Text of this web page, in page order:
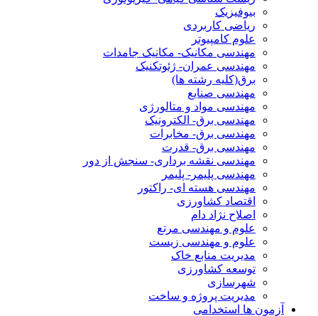
بیوفیزیک
ریاضی کاربردی
علوم کامپیوتر
مهندسی مکانیک- مکانیک جامدات
مهندسی عمران- ژئوتکنیک
برق(کلیه رشته ها)
مهندسی صنایع
مهندسی مواد و متالورژی
مهندسی برق- الکترونیک
مهندسی برق- مخابرات
مهندسی برق- قدرت
مهندسی نقشه برداری- سنجش از دور
مهندسی پلیمر- پلیمر
مهندسی هسته ای- راکتور
اقتصاد کشاورزی
اصلاح نژاد دام
علوم و مهندسی مرتع
علوم و مهندسی زیست
مدیریت منابع خاک
توسعه کشاورزی
شهرسازی
مدیریت پروژه و ساخت
آزمون ها استخدامی